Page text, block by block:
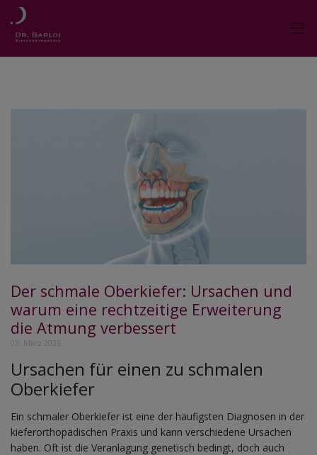
Der schmale Oberkiefer: Ursachen und
warum eine rechtzeitige Erweiterung
die Atmung verbessert
03. März 2026
Ursachen für einen zu schmalen
Oberkiefer
Ein schmaler Oberkiefer ist eine der häufigsten Diagnosen in der
kieferorthopädischen Praxis und kann verschiedene Ursachen
haben. Oft ist die Veranlagung genetisch bedingt, doch auch